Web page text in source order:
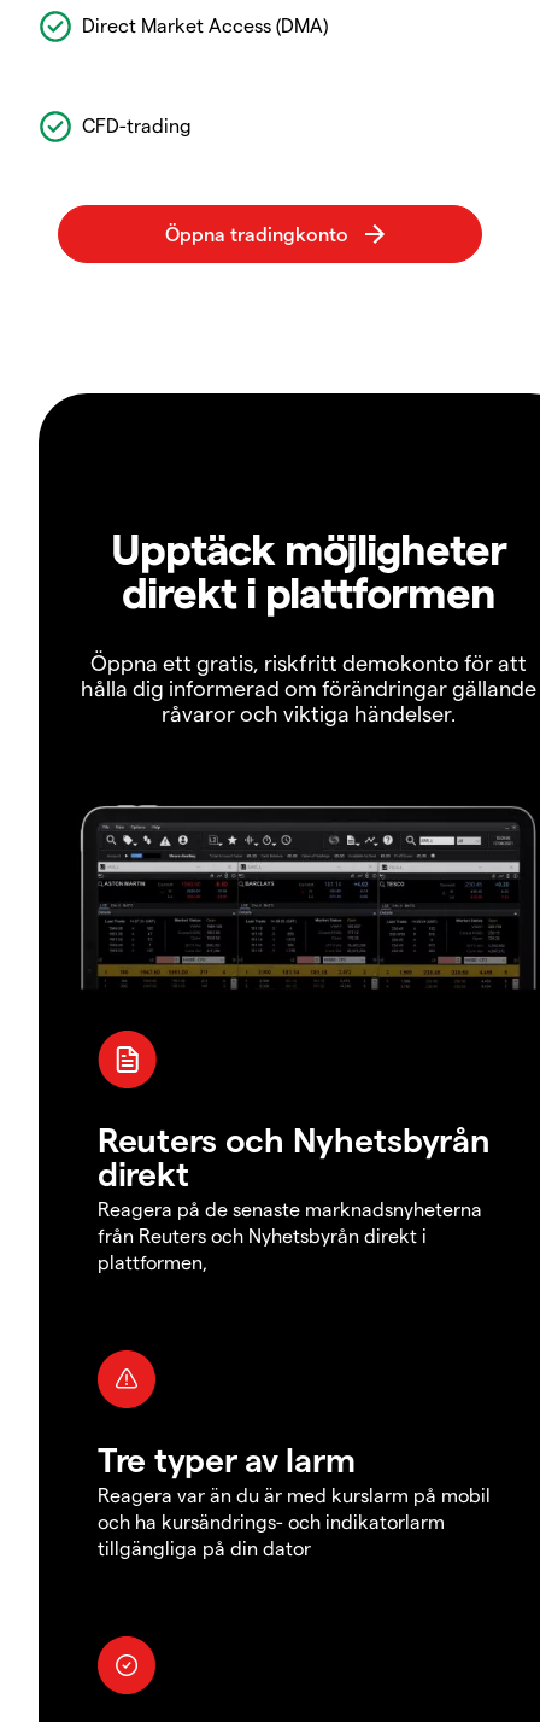
Direct Market Access (DMA)
CFD-trading
Upptäck möjligheter
direkt i plattformen
Öppna ett gratis, riskfritt demokonto för att
hålla dig informerad om förändringar gällande
råvaror och viktiga händelser.
Reuters och Nyhetsbyrån
direkt
Reagera på de senaste marknadsnyheterna
från Reuters och Nyhetsbyrån direkt i
plattformen,
Tre typer av larm
Reagera var än du är med kurslarm på mobil
och ha kursändrings- och indikatorlarm
tillgängliga på din dator